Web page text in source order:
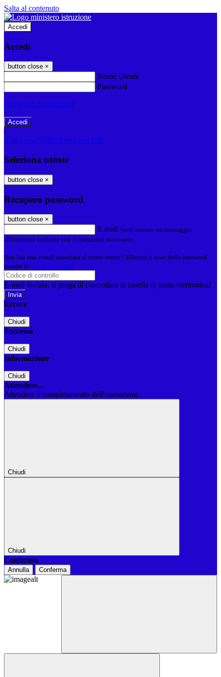
Salta al contenuto
Accedi
Accedi
button close ×
Nome Utente
Password
Password dimenticata?
-
Entra con SPID
Entra con CIE
Seleziona utente
button close ×
Recupero password
button close ×
E-mail Verrà inviato un messaggio
all'indirizzo indicato con le istruzioni necessarie.
Non hai una e-mail associata al nome utente? Effettua il reset della password
tramite la Login Spaggiari
E-mail inviata, si prega di controllare la casella di posta elettronica!
Errore
Chiudi
Successo
Chiudi
Informazione
Chiudi
Attendere...
Attendere il completamento dell'operazione...
Chiudi
Chiudi
Conferma
Annulla Conferma